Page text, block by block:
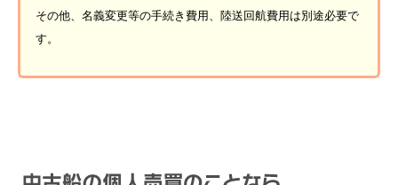
その他、名義変更等の手続き費用、陸送回航費用は別途必要で
す。